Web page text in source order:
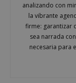
analizando con
la vibrante
firme: garantizar
sea narrada
necesaria para